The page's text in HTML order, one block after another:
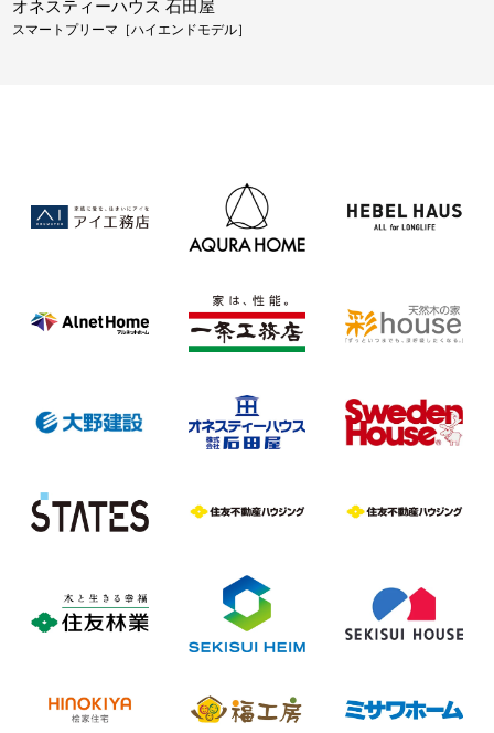
オネスティーハウス 石田屋
スマートプリーマ［ハイエンドモデル］